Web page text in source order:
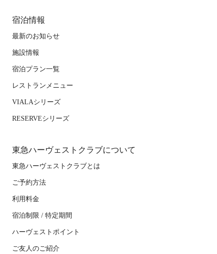
宿泊情報
最新のお知らせ
施設情報
宿泊プラン一覧
レストランメニュー
VIALAシリーズ
RESERVEシリーズ
東急ハーヴェストクラブについて
東急ハーヴェストクラブとは
ご予約方法
利用料金
宿泊制限 / 特定期間
ハーヴェストポイント
ご友人のご紹介